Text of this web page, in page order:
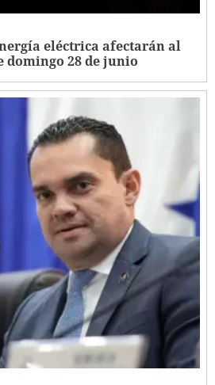
eléctrica afectarán al
domingo 28 de junio